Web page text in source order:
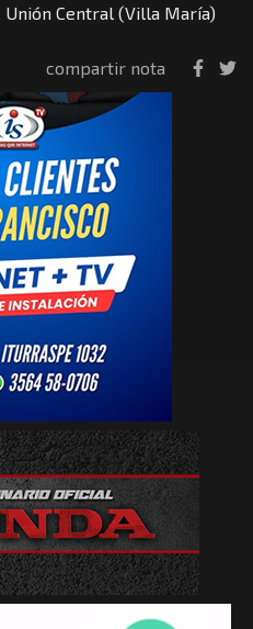
Unión Central (Villa María)
compartir nota